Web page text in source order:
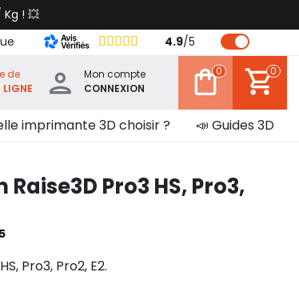
Kg ! 💥
4.9/5
de
LIGNE
Mon compte
CONNEXION
0 0
imprimante 3D choisir ? 📣 Guides 3D
Pro3 HS, Pro3,
Pro3, Pro2, E2.